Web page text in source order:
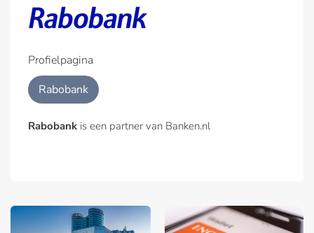
Profielpagina
Rabobank
Rabobank is een partner van Banken.nl